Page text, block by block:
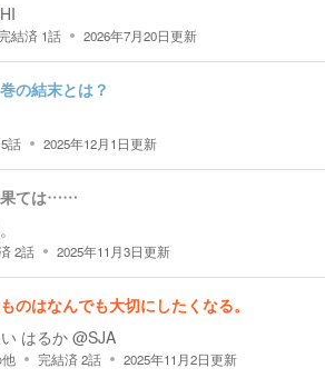
結済 1話 2026年7月20日更新
の結末とは？
5話 2025年12月1日更新
果ては……
2話 2025年11月3日更新
のはなんでも大切にしたくなる。
はるか @SJA
完結済2話 2025年11月2日更新